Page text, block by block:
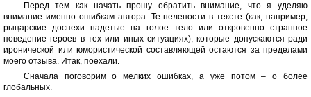
Перед тем как начать прошу обратить внимание, что я уделяю
внимание именно ошибкам автора. Те нелепости в тексте (как, например,
рыцарские доспехи надетые на голое тело или откровенно странное
поведение героев в тех или иных ситуациях), которые допускаются ради
иронической или юмористической составляющей остаются за пределами
моего отзыва. Итак, поехали.
Сначала поговорим о мелких ошибках, а уже потом – о более
глобальных.